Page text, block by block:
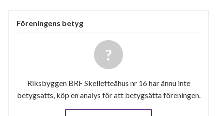
Föreningens betyg
Riksbyggen BRF Skellefteåhus nr 16 har ännu inte
betygsatts, köp en analys för att betygsätta föreningen.